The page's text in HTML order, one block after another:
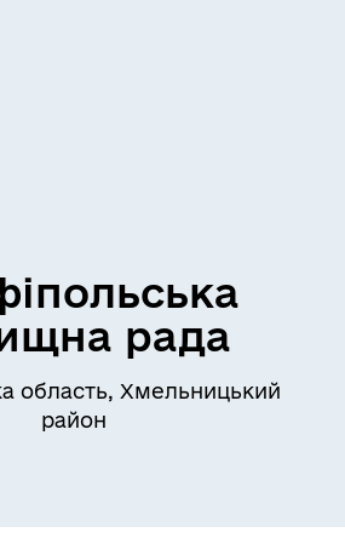
рада
область, Хмельницький
район